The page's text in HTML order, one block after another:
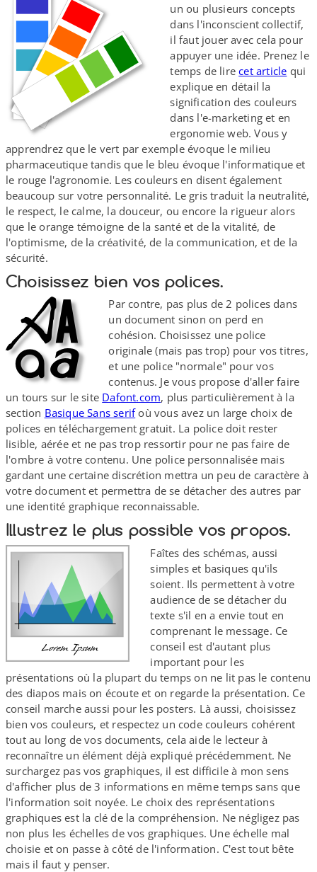
un ou plusieurs concepts
dans l'inconscient collectif,
il faut jouer avec cela pour
appuyer une idée. Prenez le
temps de lirecet article qui
explique en détail la
signification des couleurs
dans l'e-marketing et en
ergonomie web. Vous y
apprendrez que le vert par exemple évoque le milieu
pharmaceutique tandis que le bleu évoque l'informatique et
le rouge l'agronomie. Les couleurs en disent également
beaucoup sur votre personnalité. Le gris traduit la neutralité,
le respect, le calme, la douceur, ou encore la rigueur alors
que le orange témoigne de la santé et de la vitalité, de
l'optimisme, de la créativité, de la communication, et de la
sécurité.
Choisissez bien vos polices.
Par contre, pas plus de 2 polices dans
un document sinon on perd en
cohésion. Choisissez une police
originale (mais pas trop) pour vos titres,
et une police "normale" pour vos
contenus. Je vous propose d'aller faire
un tours sur le site Dafont​.com, plus particulièrement à la
section Basique Sans serifoù vous avez un large choix de
polices en téléchargement gratuit. La police doit rester
lisible, aérée et ne pas trop ressortir pour ne pas faire de
l'ombre à votre contenu. Une police personnalisée mais
gardant une certaine discrétion mettra un peu de caractère à
votre document et permettra de se détacher des autres par
une identité graphique reconnaissable.
Illustrez le plus possible vos propos.
Faîtes des schémas, aussi
simples et basiques qu'ils
soient. Ils permettent à votre
audience de se détacher du
texte s'il en a envie tout en
comprenant le message. Ce
conseil est d'autant plus
important pour les
présentations où la plupart du temps on ne lit pas le contenu
des diapos mais on écoute et on regarde la présentation. Ce
conseil marche aussi pour les posters. Là aussi, choisissez
bien vos couleurs, et respectez un code couleurs cohérent
tout au long de vos documents, cela aide le lecteur à
reconnaître un élément déjà expliqué précédemment. Ne
surchargez pas vos graphiques, il est difficile à mon sens
d'afficher plus de 3 informations en même temps sans que
l'information soit noyée. Le choix des représentations
graphiques est la clé de la compréhension. Ne négligez pas
non plus les échelles de vos graphiques. Une échelle mal
choisie et on passe à côté de l'information. C'est tout bête
mais il faut y penser.